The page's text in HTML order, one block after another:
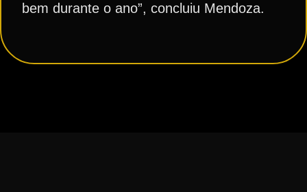
bem durante o ano”, concluiu Mendoza.